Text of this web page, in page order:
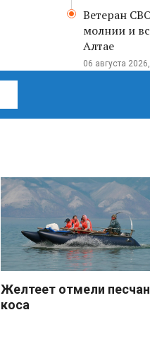
Ветеран
молнии и
Алтае
06 августа
Желтеет отмели
коса